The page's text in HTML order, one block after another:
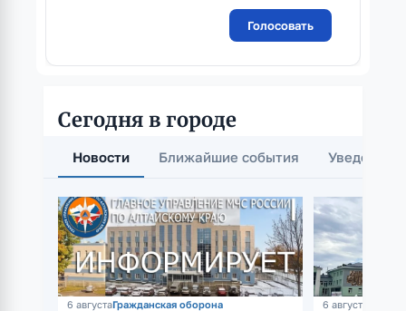
Сегодня в городе
Новости Ближайшие события
6 августаГражданская оборона 6 августа